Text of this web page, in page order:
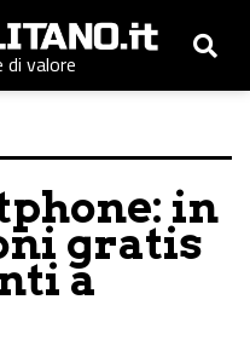
valore
in
gratis
a